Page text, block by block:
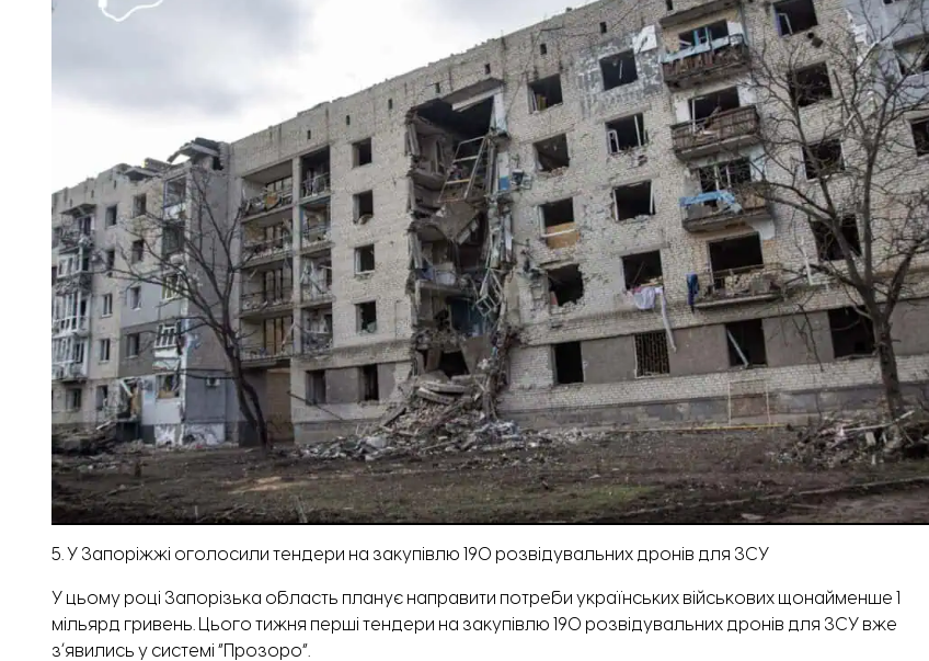
5. У Запоріжжі оголосили тендери на закупівлю 190 розвідувальних дронів для ЗСУ
У цьому році Запорізька область планує направити потреби українських військових щонайменше 1
мільярд гривень. Цього тижня перші тендери на закупівлю 190 розвідувальних дронів для ЗСУ вже
зʼявились у системі “Прозоро”.